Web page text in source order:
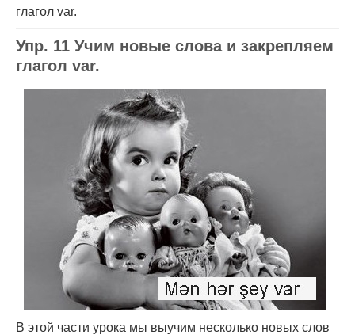
глагол var.
Упр. 11 Учим новые слова и закрепляем
глагол var.
В этой части урока мы выучим несколько новых слов